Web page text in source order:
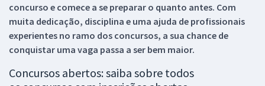
concurso e comece a se preparar o quanto antes. Com
muita dedicação, disciplina e uma ajuda de profissionais
experientes no ramo dos concursos, a sua chance de
conquistar uma vaga passa a ser bem maior.
Concursos abertos: saiba sobre todos